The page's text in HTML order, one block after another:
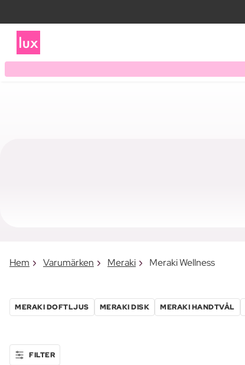
Hem Varumärken Meraki Meraki Wellness
MERAKI DOFTLJUS MERAKI DISK MERAKI HANDTVÅL
FILTER